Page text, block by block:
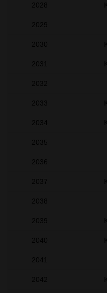
2028
2029
2030
2031
2032
2033
2034
2035
2036
2037
2038
2039
2040
2041
2042